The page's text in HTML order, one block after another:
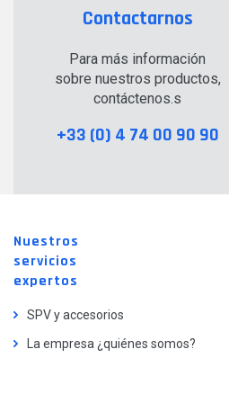
Contactarnos
Para más información
sobre nuestros productos,
contáctenos.s
+33 (0) 4 74 00 90 90
Nuestros
servicios
expertos
SPV y accesorios
La empresa ¿quiénes somos?